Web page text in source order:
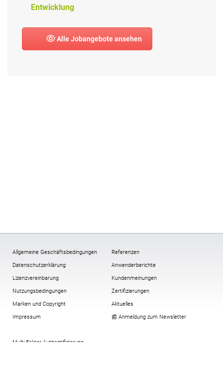
Entwicklung
Alle Jobangebote ansehen
Allgemeine Geschäftsbedingungen
Datenschutzerklärung
Lizenzvereinbarung
Nutzungsbedingungen
Marken und Copyright
Impressum
Referenzen
Anwenderberichte
Kundenmeinungen
Zertifizierungen
Aktuelles
📰 Anmeldung zum Newsletter
Multi-Faktor-Authentifizierung